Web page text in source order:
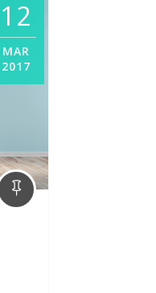
12
MAR
2017